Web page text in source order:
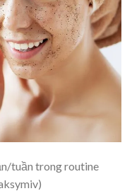
tuần trong routine